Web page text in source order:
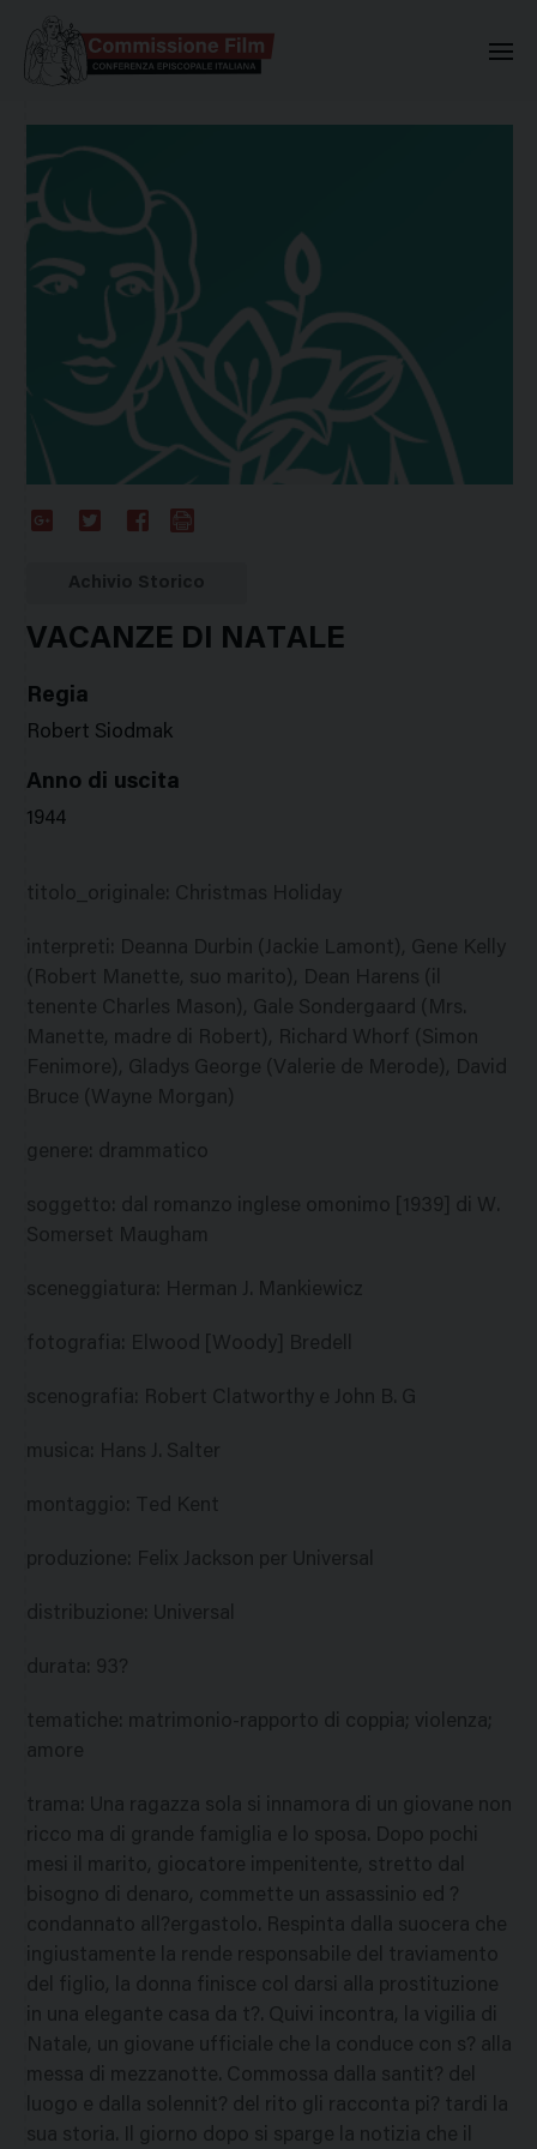
VACANZE DI NATALE
Regia
Robert Siodmak
Anno di uscita
1944
titolo_originale: Christmas Holiday
interpreti: Deanna Durbin (Jackie Lamont), Gene Kelly
(Robert Manette, suo marito), Dean Harens (il
tenente Charles Mason), Gale Sondergaard (Mrs.
Manette, madre di Robert), Richard Whorf (Simon
Fenimore), Gladys George (Valerie de Merode), David
Bruce (Wayne Morgan)
genere: drammatico
soggetto: dal romanzo inglese omonimo [1939] di W.
Somerset Maugham
sceneggiatura: Herman J. Mankiewicz
fotografia: Elwood [Woody] Bredell
scenografia: Robert Clatworthy e John B. G
musica: Hans J. Salter
montaggio: Ted Kent
produzione: Felix Jackson per Universal
distribuzione: Universal
durata: 93?
tematiche: matrimonio-rapporto di coppia; violenza;
amore
trama: Una ragazza sola si innamora di un giovane non
ricco ma di grande famiglia e lo sposa. Dopo pochi
mesi il marito, giocatore impenitente, stretto dal
bisogno di denaro, commette un assassinio ed ?
condannato all?ergastolo. Respinta dalla suocera che
ingiustamente la rende responsabile del traviamento
del figlio, la donna finisce col darsi alla prostituzione
in una elegante casa da t?. Quivi incontra, la vigilia di
Natale, un giovane ufficiale che la conduce con s? alla
messa di mezzanotte. Commossa dalla santit? del
luogo e dalla solennit? del rito gli racconta pi? tardi la
sua storia. Il giorno dopo si sparge la notizia che il